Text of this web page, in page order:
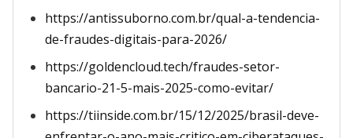
https://antissuborno.com.br/qual-a-tendencia-
de-fraudes-digitais-para-2026/
https://goldencloud.tech/fraudes-setor-
bancario-21-5-mais-2025-como-evitar/
https://tiinside.com.br/15/12/2025/brasil-deve-